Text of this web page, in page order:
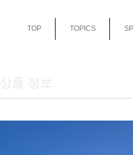
TOP TOPICS
상품 정보